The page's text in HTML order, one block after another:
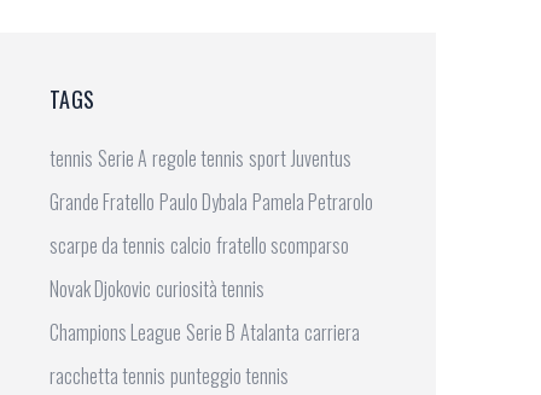
TAGS
tennis Serie A regole tennis sportJuventus
Grande Fratello Paulo Dybala Pamela Petrarolo
scarpe da tennis calcio fratello scomparso
Novak Djokovic curiosità tennis
Champions League Serie B Atalanta carriera
racchetta tennis punteggio tennis